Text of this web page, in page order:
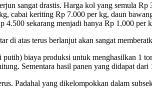
sangat drastis. Harga kol yang semula
cabai keriting Rp 7.000 per kg, daun
4.500 sekarang menjadi hanya Rp 1.000 per
di atas terus berlanjut akan sangat
biaya produksi untuk menghasilkan 1
Sementara hasil panen yang didapat
Padahal yang dikelompokkan dalam